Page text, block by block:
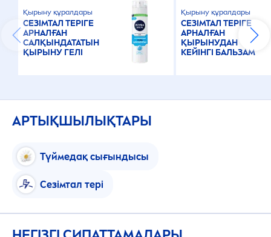
Қырыну құралдары
СЕЗІМТАЛ ТЕРІГЕ
АРНАЛҒАН
САЛҚЫНДАТАТЫН
ҚЫРЫНУ ГЕЛІ
Қырыну құралдары
СЕЗІМТАЛ ТЕРІГЕ
АРНАЛҒАН
ҚЫРЫНУДАН
КЕЙІНГІ БАЛЬЗАМ
АРТЫҚШЫЛЫҚТАРЫ
Түймедақ сығындысы
Сезімтал тері